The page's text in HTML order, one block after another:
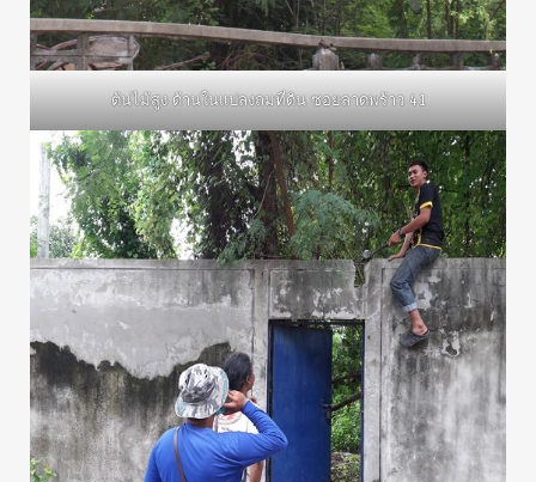
ต้นไม้สูง ด้านในแปลงถมที่ดิน ซอยลาดพร้าว 41